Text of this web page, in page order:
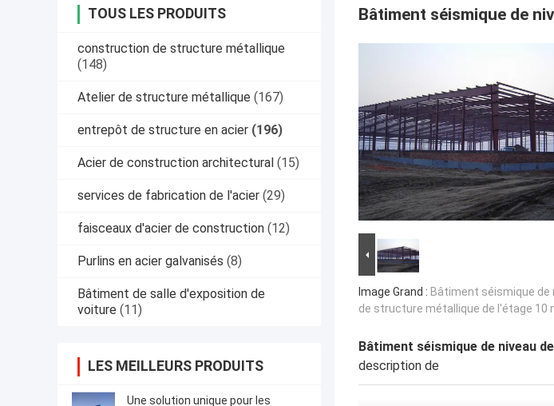
TOUS LES PRODUITS
construction de structure métallique
(148)
Atelier de structure métallique (167)
entrepôt de structure en acier (196)
Acier de construction architectural (15)
services de fabrication de l'acier (29)
faisceaux d'acier de construction (12)
Purlins en acier galvanisés (8)
Bâtiment de salle d'exposition de
voiture (11)
LES MEILLEURS PRODUITS
Une solution unique pour les
Bâtiment séismique de
Image Grand : Bâtiment séismique de
de structure métallique de l'étage 10
Bâtiment séismique de niveau
description de